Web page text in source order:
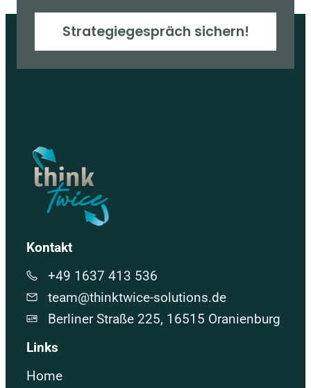
Strategiegespräch sichern!
Kontakt
+49 1637 413 536
team@thinktwice-solutions.de
Berliner Straße 225, 16515 Oranienburg
Links
Home